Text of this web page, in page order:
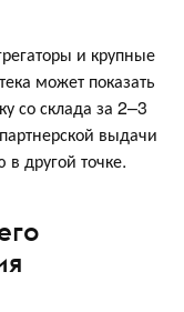
и крупные
может показать
со склада за 2–3
выдачи
другой точке.